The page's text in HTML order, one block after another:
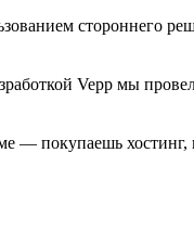
стороннего
Vepp мы
— покупаешь